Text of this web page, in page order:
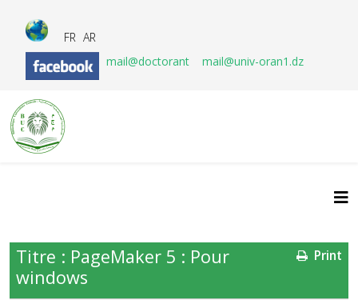
FR AR
mail@doctorant
mail@univ-oran1.dz
Print
Titre : PageMaker 5 : Pour
windows